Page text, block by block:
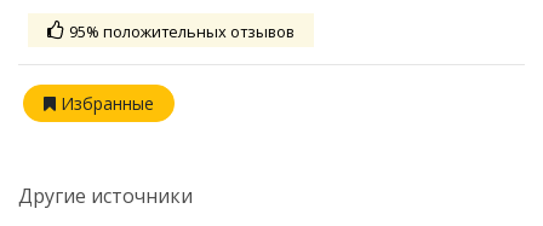
95% положительных отзывов
Избранные
Другие источники